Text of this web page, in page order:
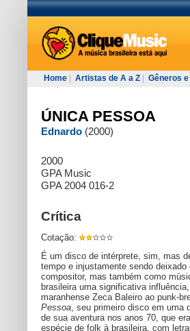
Home Artistas de A a Z Gêneros
ÚNICA PESSOA
Ednardo (2000)
2000
GPA Music
GPA 2004 016-2
Crítica
Cotação:
É um disco de intérprete, sim, mas
tempo e injustamente sendo
compositor, mas também como
brasileira uma significativa
maranhense Zeca Baleiro ao punk-
Pessoa, seu primeiro disco em uma
de sua aventura nos anos 70, que
espécie de folk à brasileira, com